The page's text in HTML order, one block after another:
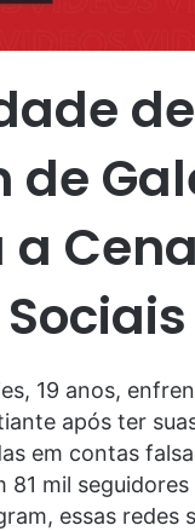
de
de
a
19 anos,
após ter
em contas
81 mil
essas redes